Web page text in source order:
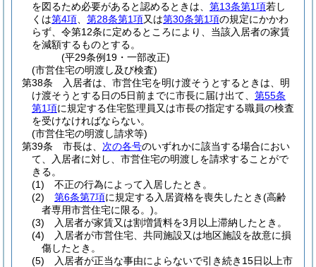
を図るため必要があると認めるときは、 第13条第1項若し
くは第4項 第28条第1項又は第30条第1項の規定にかかわ
らず、令第12条に定めるところにより、当該入居者の家賃
を減額するものとする。
(平29条例19・一部改正)
(市営住宅の明渡し及び検査)
第38条
入居者は、市営住宅を明け渡そうとするときは、明
け渡そうとする日の5日前までに市長に届け出て、 第55条
第1項に規定する住宅監理員又は市長の指定する職員の検査
を受けなければならない。
(市営住宅の明渡し請求等)
第39条
市長は、 次の各号のいずれかに該当する場合におい
て、入居者に対し、市営住宅の明渡しを請求することがで
きる。
(1)
不正の行為によって入居したとき。
(2)
第6条第7項に規定する入居資格を喪失したとき(高齢
者専用市営住宅に限る。)。
(3)
入居者が家賃又は割増賃料を3月以上滞納したとき。
(4)
入居者が市営住宅、共同施設又は地区施設を故意に損
傷したとき。
(5)
入居者が正当な事由によらないで引き続き15日以上市